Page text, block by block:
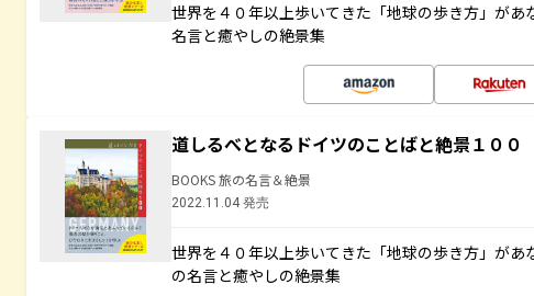
世界を４０年以上歩いてきた「地球の歩き方」が
名言と癒やしの絶景集
道しるべとなるドイツのことばと絶景１００
BOOKS 旅の名言＆絶景
2022.11.04 発売
世界を４０年以上歩いてきた「地球の歩き方」が
の名言と癒やしの絶景集